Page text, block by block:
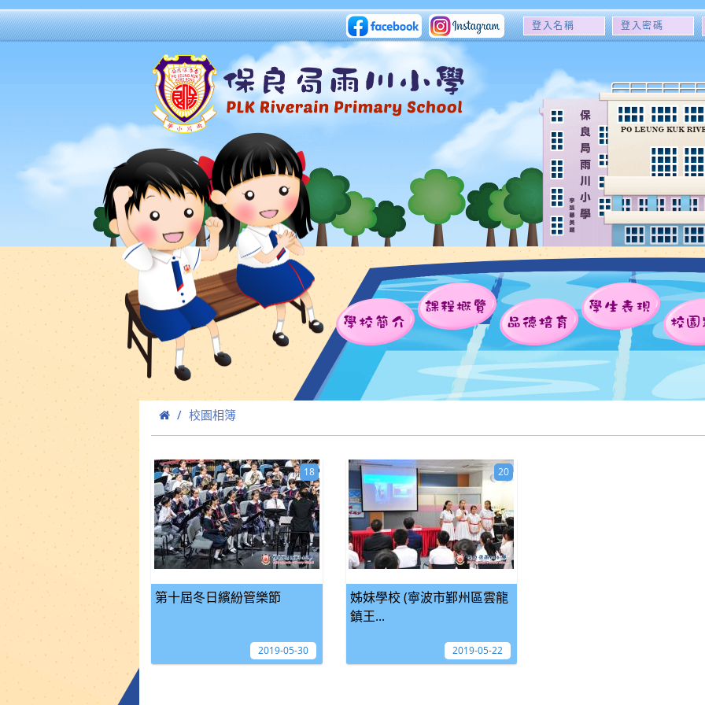
登
名
稱
登
密
碼
學校簡介
課程概覽
品德培育
學生表現
校
校園相簿
第十屆冬日繽紛管樂節
18
2019-05-30
姊妹學校 (寧波市鄞州區雲龍
鎮王...
20
2019-05-22